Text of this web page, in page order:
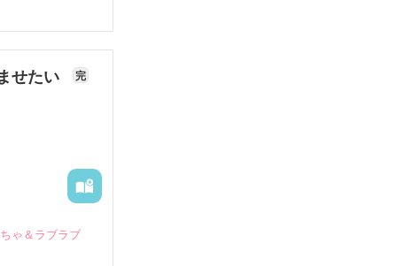
せたい 完
ゃ＆ラブラブ